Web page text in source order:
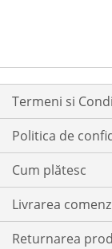
DORINTE
Termeni si
Politica de
Cum plătesc
Livrarea
Returnarea